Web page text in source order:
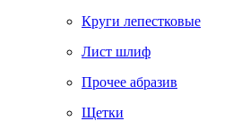
Круги лепестковые
Лист шлиф
Прочее абразив
Щетки